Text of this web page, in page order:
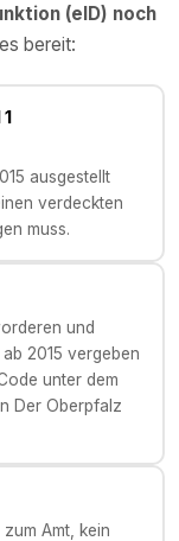
(eID) noch
bereit:
ausgestellt
verdeckten
muss.
und
2015 vergeben
unter dem
Der Oberpfalz
Amt, kein